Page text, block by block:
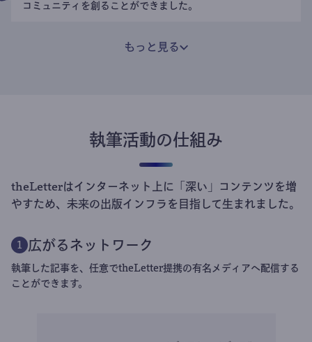
コミュニティを創ることができました。
もっと見る
執筆活動の仕組み
theLetterはインターネット上に「深い」コンテンツを増
やすため、未来の出版インフラを目指して生まれました。
1 広がるネットワーク
執筆した記事を、任意でtheLetter提携の有名メディアへ配信する
ことができます。